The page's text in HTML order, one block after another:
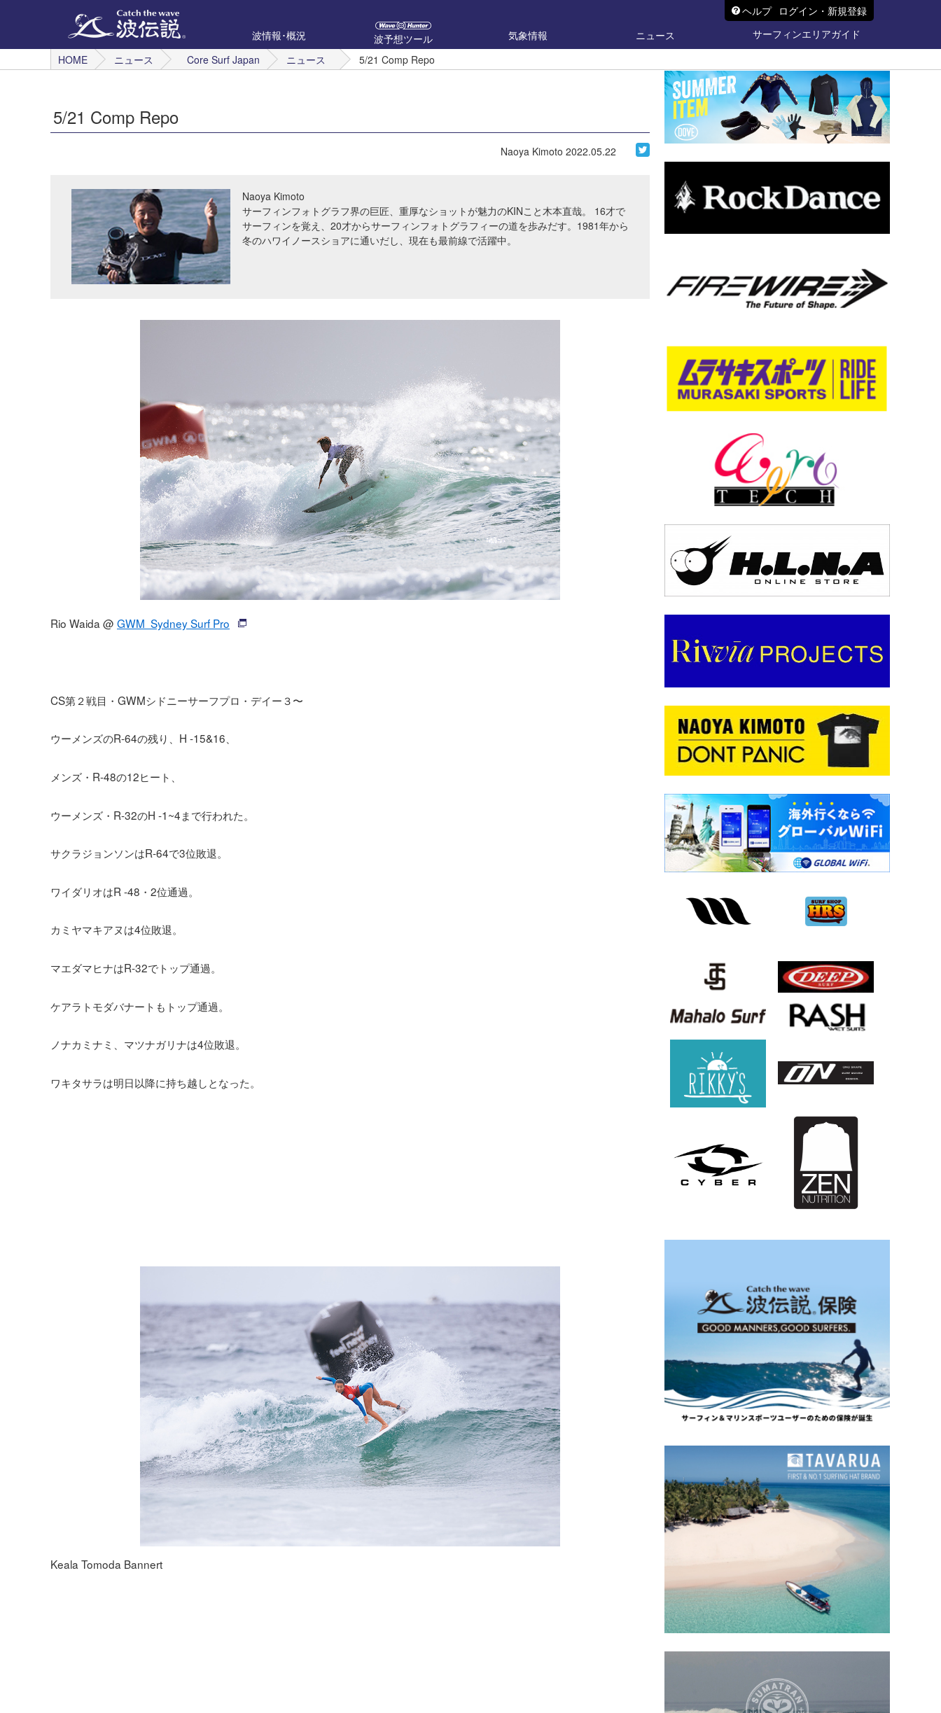
ヘルプ ログイン・新規登録
波情報･概況
波予想ツール 気象情報 ニュース
サーフィンエリアガイド
HOME
ニュース Core Surf Japan ニュース 5/21 Comp Repo
5/21 Comp Repo
Naoya Kimoto 2022.05.22
Naoya Kimoto
サーフィンフォトグラフ界の巨匠、重厚なショットが魅力のKINこと木本直哉。 16才で
サーフィンを覚え、20才からサーフィンフォトグラフィーの道を歩みだす。1981年から
冬のハワイノースショアに通いだし、現在も最前線で活躍中。
Rio Waida @ GWM Sydney Surf Pro
CS第２戦目・GWMシドニーサーフプロ・デイー３〜
ウーメンズのR-64の残り、H -15&16、
メンズ・R-48の12ヒート、
ウーメンズ・R-32のH -1~4まで行われた。
サクラジョンソンはR-64で3位敗退。
ワイダリオはR -48・2位通過。
カミヤマキアヌは4位敗退。
マエダマヒナはR-32でトップ通過。
ケアラトモダバナートもトップ通過。
ノナカミナミ、マツナガリナは4位敗退。
ワキタサラは明日以降に持ち越しとなった。
Keala Tomoda Bannert